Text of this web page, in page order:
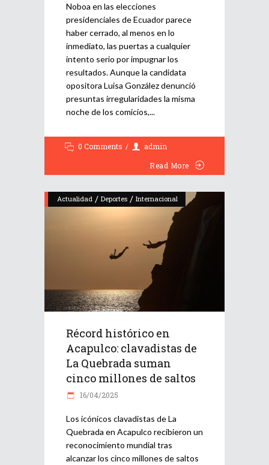
Noboa en las elecciones
presidenciales de Ecuador parece
haber cerrado, al menos en lo
inmediato, las puertas a cualquier
intento serio por impugnar los
resultados. Aunque la candidata
opositora Luisa González denunció
presuntas irregularidades la misma
noche de los comicios,
0 Comments
admin
Read More
Actualidad / Deportes / Internacional
Récord histórico en
Acapulco: clavadistas de
La Quebrada suman
cinco millones de saltos
16/04/2025
Los icónicos clavadistas de La
Quebrada en Acapulco recibieron un
reconocimiento mundial tras
alcanzar los cinco millones de saltos